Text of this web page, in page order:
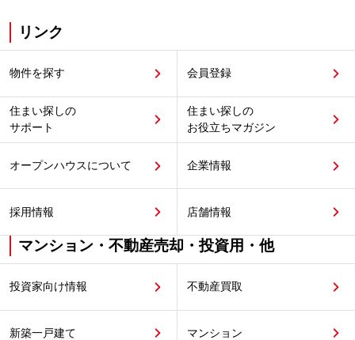
リンク
物件を探す 会員登録
住まい探しの
サポート
住まい探しの
お役立ちマガジン
オープンハウスについて 企業情報
採用情報 店舗情報
マンション・不動産売却・投資用・他
投資家向け情報 不動産買取
新築一戸建て マンション